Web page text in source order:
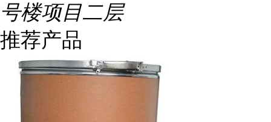
号楼项目二层
推荐产品